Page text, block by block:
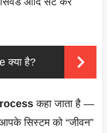
क्या है?
कहा जाता है —
सिस्टम को “जीवन”